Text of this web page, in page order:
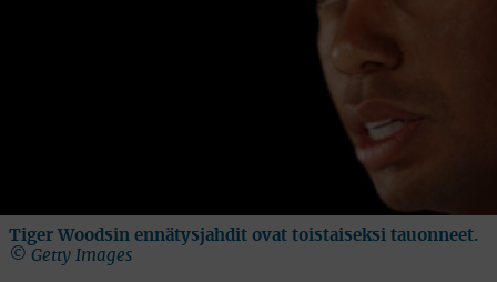
Tiger Woodsin ennätysjahdit ovat toistaiseksi tauonneet.
© Getty Images